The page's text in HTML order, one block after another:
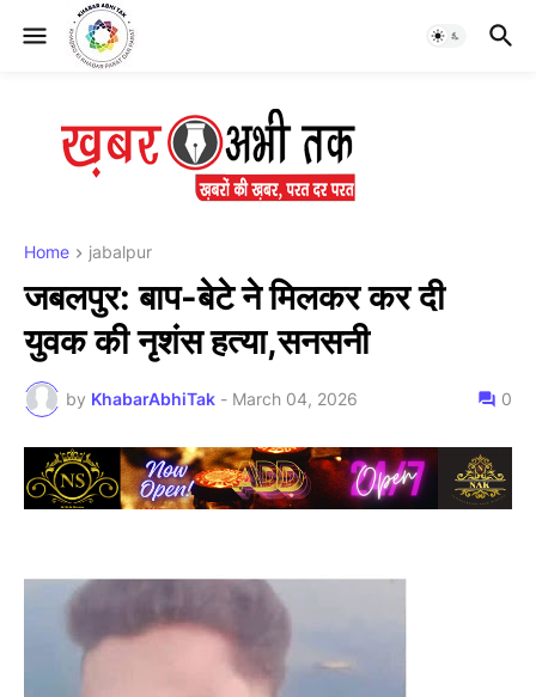
Home jabalpur
जबलपुर: बाप-बेटे ने मिलकर कर दी
युवक की नृशंस हत्या,सनसनी
by KhabarAbhiTak - March 04, 2026 0